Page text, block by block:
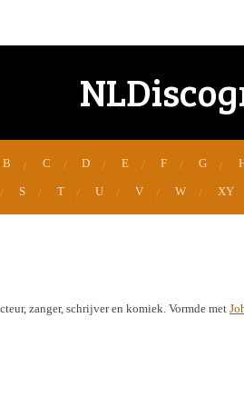
B C D E F G
S T U V W XY
zanger, schrijver en komiek. Vormde met